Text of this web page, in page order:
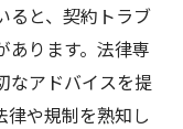
ると、契約トラブ
あります。法律専
なアドバイスを提
律や規制を熟知し